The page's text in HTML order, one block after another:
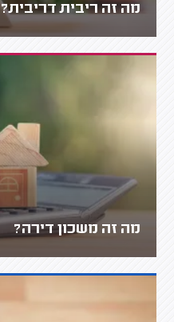
מה זה ריבית דריבית?
מה זה משכון דירה?